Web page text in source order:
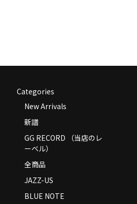
Categories
New Arrivals
新譜
GG RECORD （当店のレ
ーベル）
全商品
JAZZ-US
BLUE NOTE